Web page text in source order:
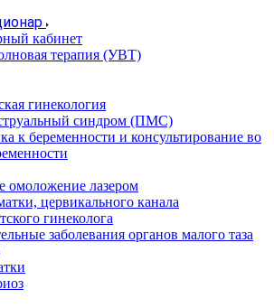
кабинет
терапия (УВТ)
гинекология
синдром (ПМС)
к беременности и консультирование во
омоложение лазером
цервикального канала
гинеколога
заболевания органов малого таза